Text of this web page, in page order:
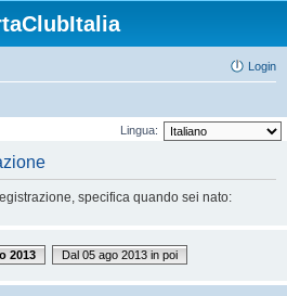
Login
Lingua:
specifica quando sei nato:
2013 Dal 05 ago 2013 in poi